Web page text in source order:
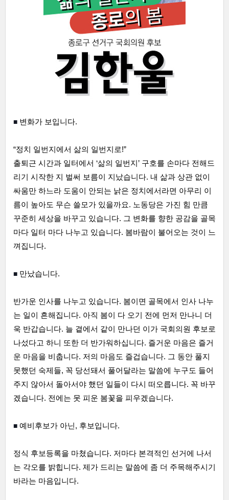
■ 변화가 보입니다.
“정치 일번지에서 삶의 일번지로!”
출퇴근 시간과 일터에서 ‘삶의 일번지’ 구호를 손마다 전해드
리기 시작한 지 벌써 보름이 지났습니다. 내 삶과 상관 없이
싸움만 하느라 도움이 안되는 낡은 정치에서라면 아무리 이
름이 높아도 무슨 쓸모가 있을까요. 노동당은 가진 힘 만큼
꾸준히 세상을 바꾸고 있습니다. 그 변화를 향한 공감을 골목
마다 일터 마다 나누고 있습니다. 봄바람이 불어오는 것이 느
껴집니다.
■ 만났습니다.
반가운 인사를 나누고 있습니다. 봄이면 골목에서 인사 나누
는 일이 흔해집니다. 아직 봄이 다 오기 전에 먼저 만나니 더
욱 반갑습니다. 늘 곁에서 같이 만나던 이가 국회의원 후보로
나섰다고 하니 또한 더 반가워하십니다. 즐거운 마음은 즐거
운 마음을 비춥니다. 저의 마음도 즐겁습니다. 그 동안 풀지
못했던 숙제들, 꼭 당선돼서 풀어달라는 말씀에 누구도 들어
주지 않아서 돌아서야 했던 일들이 다시 떠오릅니다. 꼭 바꾸
겠습니다. 전에는 못 피운 봄꽃을 피우겠습니다.
■ 예비후보가 아닌, 후보입니다.
정식 후보등록을 마쳤습니다. 저마다 본격적인 선거에 나서
는 각오를 밝힙니다. 제가 드리는 말씀에 좀 더 주목해주시기
바라는 마음입니다.